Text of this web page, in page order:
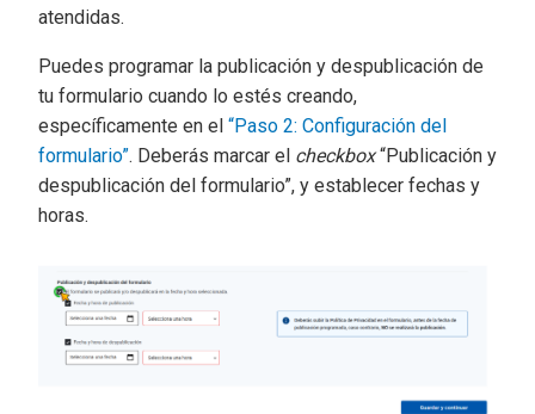
atendidas.
Puedes programar la publicación y despublicación de
tu formulario cuando lo estés creando,
específicamente en el “Paso 2: Configuración del
formulario”. Deberás marcar el checkbox“Publicación y
despublicación del formulario”, y establecer fechas y
horas.